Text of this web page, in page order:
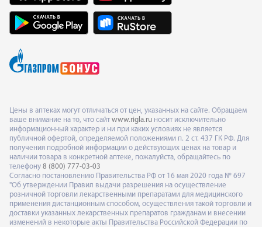
Цены в аптеках могут отличаться от цен, указанных на сайте. Обращаем
ваше внимание на то, что сайт www.rigla.ru носит исключительно
информационный характер и ни при каких условиях не является
публичной офертой, определяемой положениями п. 2 ст. 437 ГК РФ. Для
получения подробной информации о действующих ценах на товар и
наличии товара в конкретной аптеке, пожалуйста, обращайтесь по
телефону 8 (800) 777-03-03
Согласно постановлению Правительства РФ от 16 мая 2020 года № 697
"Об утверждении Правил выдачи разрешения на осуществление
розничной торговли лекарственными препаратами для медицинского
применения дистанционным способом, осуществления такой торговли и
доставки указанных лекарственных препаратов гражданам и внесении
изменений в некоторые акты Правительства Российской Федерации по